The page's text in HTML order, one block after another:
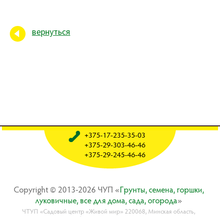
вернуться
Copyright © 2013-2026 ЧУП «Гpyнты, ceмeнa, гopшки,
лyкoвичныe, вce для дoмa, caдa, oгopoдa»
ЧТУП «Садовый центр «Живой мир» 220068, Минская область,
+375-17-235-35-03
+375-29-303-46-46
+375-29-245-46-46